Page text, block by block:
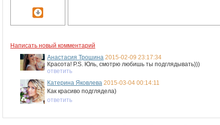
Написать новый комментарий
Анастасия Трошина 2015-02-09 23:17:34
Красота! P.S. Юль, смотрю любишь ты подглядывать)))
ответить
Катерина Яковлева 2015-03-04 00:14:11
Как красиво подглядела)
ответить